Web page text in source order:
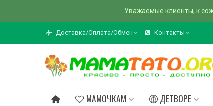
Уважаемые клиенты, к
Доставка/Оплата/Обмен Контакты
МАМОЧКАМ ДЕТВОРЕ